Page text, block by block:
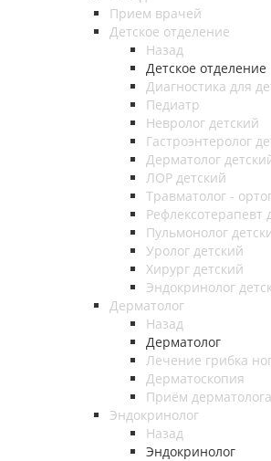
Прием врачей
Детское отделение
Назад
Детское отделение
Диагностика для
Педиатр
Невролог детский
Гастроэнтеролог
Дерматолог
ЛОР детский
Травматолог -
Рефлексотерапевт
Пульмонолог
Уролог детский
Хирург детский
Эндокринолог
Дерматолог
Назад
Дерматолог
Лечение грибка
Дерматоскопия
Приём дерматолога
Эндокринолог
Назад
Эндокринолог